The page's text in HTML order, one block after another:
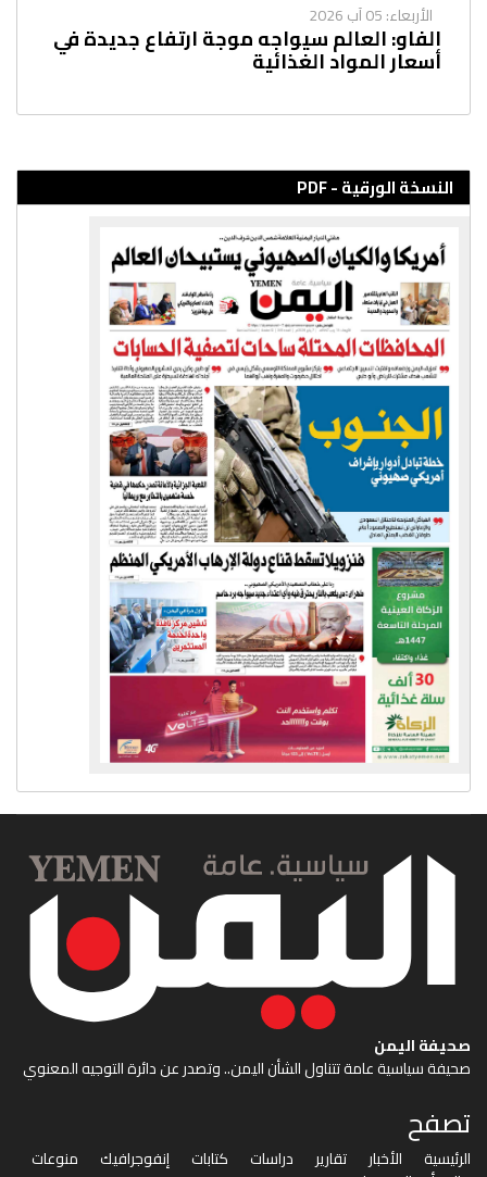
الأربعاء: 05 آب 2026
الفاو: العالم سيواجه موجة ارتفاع جديدة في
أسعار المواد الغذائية
النسخة الورقية - PDF
صحيفة اليمن
صحيفة سياسية عامة تتناول الشأن اليمن.. وتصدر عن دائرة التوجيه المعنوي
تصفح
الرئيسية الأخبار تقارير دراسات كتابات إنفوجرافيك
منوعات